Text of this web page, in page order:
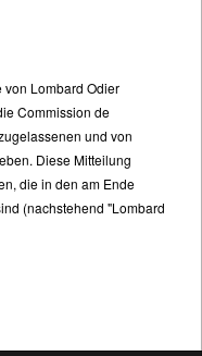
Lombard Odier
Commission de
und von
Diese Mitteilung
die in den am Ende
(nachstehend "Lombard